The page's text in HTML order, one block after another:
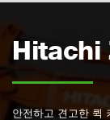
Hitachi
안전하고 견고한 퀵